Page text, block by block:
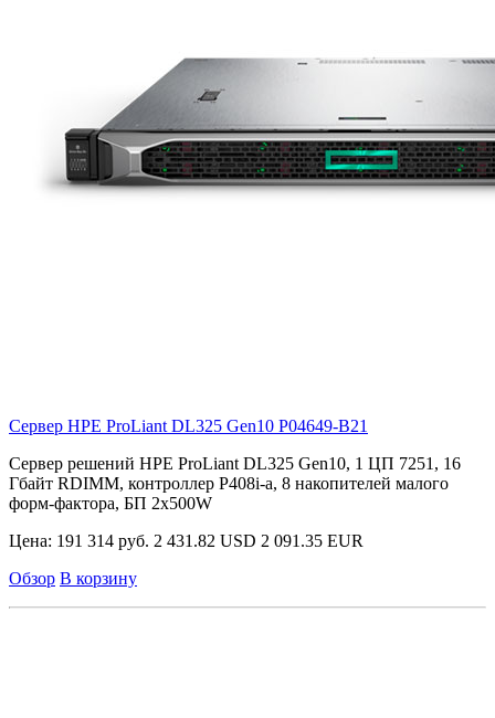
Сервер HPE ProLiant DL325 Gen10 P04649-B21
Сервер решений HPE ProLiant DL325 Gen10, 1 ЦП 7251, 16
Гбайт RDIMM, контроллер P408i-a, 8 накопителей малого
форм-фактора, БП 2x500W
Цена: 191 314 руб. 2 431.82 USD 2 091.35 EUR
Обзор В корзину